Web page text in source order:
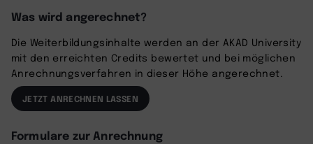
Was wird angerechnet?
Die Weiterbildungsinhalte werden an der AKAD University
mit den erreichten Credits bewertet und bei möglichen
Anrechnungsverfahren in dieser Höhe angerechnet.
JETZT ANRECHNEN LASSEN
Formulare zur Anrechnung